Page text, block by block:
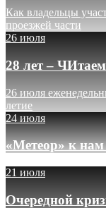
Как владельцы
проезжей части
26 июля
28 лет – ЧИтаем
26 июля
летие
24 июля
«Метеор» к
21 июля
Очередной